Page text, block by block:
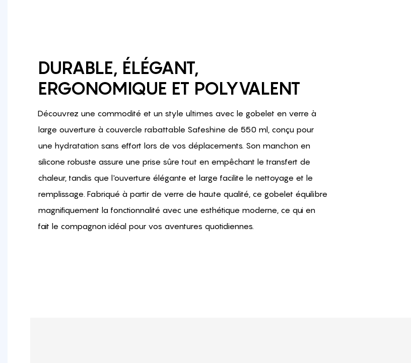
DURABLE, ÉLÉGANT,
ERGONOMIQUE ET POLYVALENT
Découvrez une commodité et un style ultimes avec le gobelet en verre à
large ouverture à couvercle rabattable Safeshine de 550 ml, conçu pour
une hydratation sans effort lors de vos déplacements. Son manchon en
silicone robuste assure une prise sûre tout en empêchant le transfert de
chaleur, tandis que l'ouverture élégante et large facilite le nettoyage et le
remplissage. Fabriqué à partir de verre de haute qualité, ce gobelet équilibre
magnifiquement la fonctionnalité avec une esthétique moderne, ce qui en
fait le compagnon idéal pour vos aventures quotidiennes.